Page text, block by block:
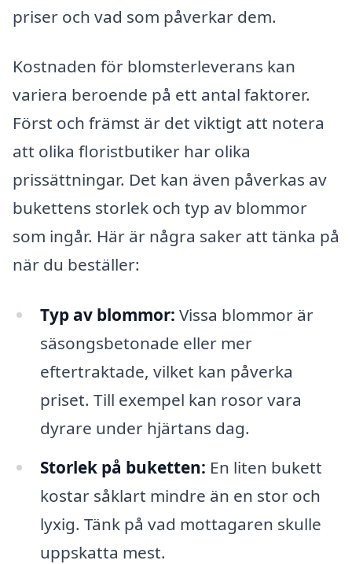
priser och vad som påverkar dem.
Kostnaden för blomsterleverans kan
variera beroende på ett antal faktorer.
Först och främst är det viktigt att notera
att olika floristbutiker har olika
prissättningar. Det kan även påverkas av
bukettens storlek och typ av blommor
som ingår. Här är några saker att tänka på
när du beställer:
Typ av blommor: Vissa blommor är
säsongsbetonade eller mer
eftertraktade, vilket kan påverka
priset. Till exempel kan rosor vara
dyrare under hjärtans dag.
Storlek på buketten: En liten bukett
kostar såklart mindre än en stor och
lyxig. Tänk på vad mottagaren skulle
uppskatta mest.